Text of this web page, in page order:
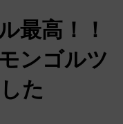
最高！！
ンゴルツ
た